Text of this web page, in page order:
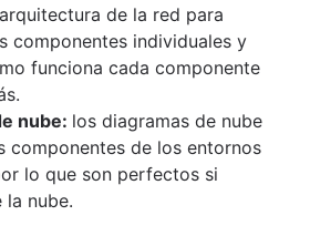
de la red para
componentes individuales y
funciona cada componente
nube: los diagramas de nube
componentes de los entornos
lo que son perfectos si
la nube.